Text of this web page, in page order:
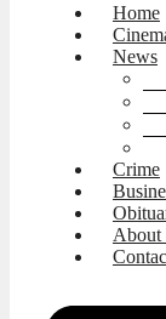
Home
News
Crime
About